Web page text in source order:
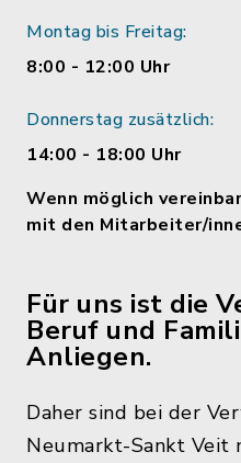
Montag bis Freitag:
8:00 - 12:00 Uhr
Donnerstag zusätzlich:
14:00 - 18:00 Uhr
Wenn möglich
mit den Mitarbeiter/
Für uns ist die
Beruf und
Anliegen.
Daher sind bei der
Neumarkt-Sankt Veit